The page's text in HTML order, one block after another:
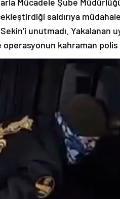
saldırıya
unutmadı. Yakalanan
operasyonun kahraman